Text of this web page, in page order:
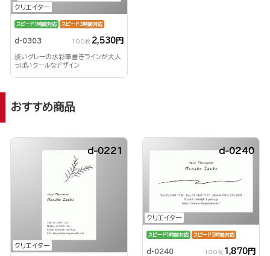
クリエイター
スピード1時間対応 スピード3時間対応
d-0303 100枚 2,530円
淡いグレーの水彩筆書きラインが大人
っぽいクールなデザイン
おすすめ商品
クリエイター
d-0221
クリエイター
d-0240
スピード1時間対応 スピード3時間対応
d-0240 100枚 1,870円